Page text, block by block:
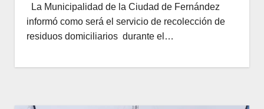
La Municipalidad de la Ciudad de Fernández
informó como será el servicio de recolección de
residuos domiciliarios durante el…